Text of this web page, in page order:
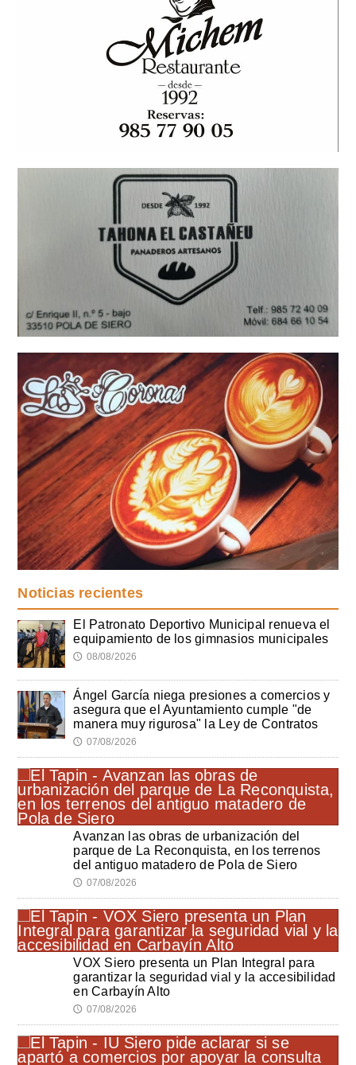
Noticias recientes
El Patronato Deportivo Municipal renueva el
equipamiento de los gimnasios municipales
🕔 08/08/2026
Ángel García niega presiones a comercios y
asegura que el Ayuntamiento cumple "de
manera muy rigurosa" la Ley de Contratos
🕔 07/08/2026
Avanzan las obras de urbanización del
parque de La Reconquista, en los terrenos
del antiguo matadero de Pola de Siero
🕔 07/08/2026
VOX Siero presenta un Plan Integral para
garantizar la seguridad vial y la accesibilidad
en Carbayín Alto
🕔 07/08/2026